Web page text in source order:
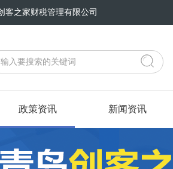
之家财税管理有限公司
政策资讯 新闻资讯